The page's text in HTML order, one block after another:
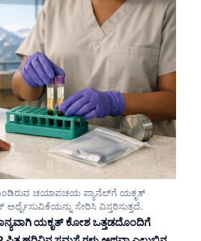
ಚಯಾಪಚಯ ಪ್ಯಾನೆಲ್‌ಗೆ ಯಕೃತ್
ಸೇರಿಸಿ ವಿಸ್ತರಿಸುತ್ತದೆ.
ಯಕೃತ್ ಕೋಶ ಒತ್ತಡದೊಂದಿಗೆ